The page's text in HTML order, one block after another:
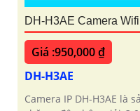
DH-H3AE Camera
Giá :950,000 ₫
DH-H3AE
Camera IP DH-H3AE là